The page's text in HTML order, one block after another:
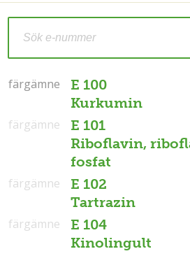
E 100
Kurkumin
färgämne
färgämne
E 101
Riboflavin,
fosfat
färgämne
E 102
Tartrazin
färgämne
E 104
Kinolingult
färgämne